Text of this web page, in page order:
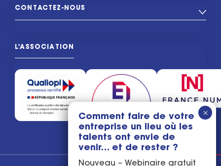
CONTACTEZ-NOUS
L'ASSOCIATION
Comment faire de votre
entreprise un lieu où les
talents ont envie de
venir… et de rester ?
Nouveau – Webinaire gratuit